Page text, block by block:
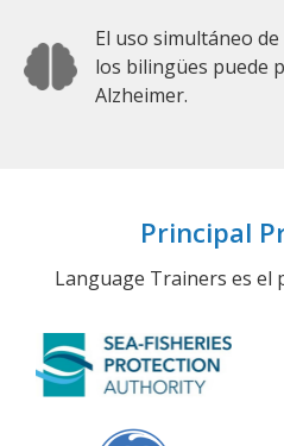
El uso simultáneo
los bilingües puede
Alzheimer.
Principal
Language Trainers es el